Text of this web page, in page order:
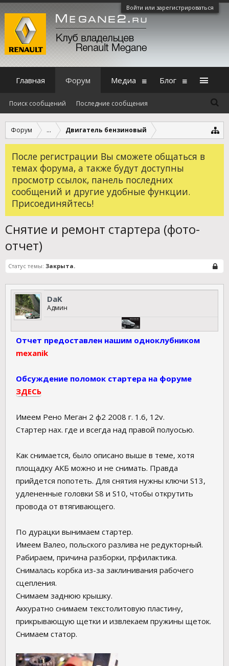
Войти или зарегистрироваться
Форум ... Двигатель бензиновый
После регистрации Вы сможете общаться в
темах форума, а также будут доступны
просмотр ссылок, панель последних
сообщений и другие удобные функции.
Присоединяйтесь!
Снятие и ремонт стартера (фото-
отчет)
Статус темы: Закрыта.
DaK
Админ
Отчет предоставлен нашим одноклубником
mexanik
Обсуждение поломок стартера на форуме
ЗДЕСЬ
Имеем Рено Меган 2 ф2 2008 г. 1.6, 12v.
Стартер нах. где и всегда над правой полуосью.
Как снимается, было описано выше в теме, хотя
площадку АКБ можно и не снимать. Правда
прийдется попотеть. Для снятия нужны ключи S13,
удлененные головки S8 и S10, чтобы открутить
провода от втягивающего.
По дурацки вынимаем стартер.
Имеем Валео, польского разлива не редукторный.
Рабираем, причина разборки, прфилактика.
Снималась корбка из-за заклинивания рабочего
сцепления.
Снимаем заднюю крышку.
Аккуратно снимаем текстолитовую пластину,
прикрывающую щетки и извлекаем пружины щеток.
Снимаем статор.
Главная Форум
Поиск сообщений Последние сообщения
Медиа Блог